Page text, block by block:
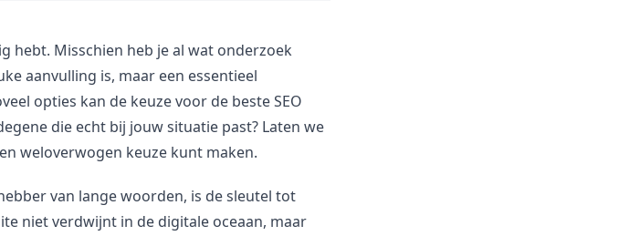
hebt. Misschien heb je al wat onderzoek
aanvulling is, maar een essentieel
opties kan de keuze voor de beste SEO
die echt bij jouw situatie past? Laten we
weloverwogen keuze kunt maken.
van lange woorden, is de sleutel tot
niet verdwijnt in de digitale oceaan, maar